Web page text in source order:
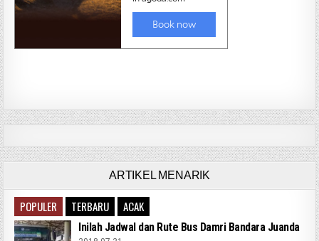
ARTIKEL MENARIK
POPULER TERBARU ACAK
Inilah Jadwal dan Rute Bus Damri Bandara Juanda